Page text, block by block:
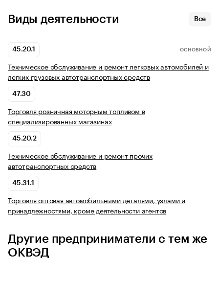
Виды деятельности Все
45.20.1 ОСНОВНОЙ
Техническое обслуживание и ремонт легковых автомобилей и
легких грузовых автотранспортных средств
47.30
Торговля розничная моторным топливом в
специализированных магазинах
45.20.2
Техническое обслуживание и ремонт прочих
автотранспортных средств
45.31.1
Торговля оптовая автомобильными деталями, узлами и
принадлежностями, кроме деятельности агентов
Другие предприниматели с тем же
ОКВЭД